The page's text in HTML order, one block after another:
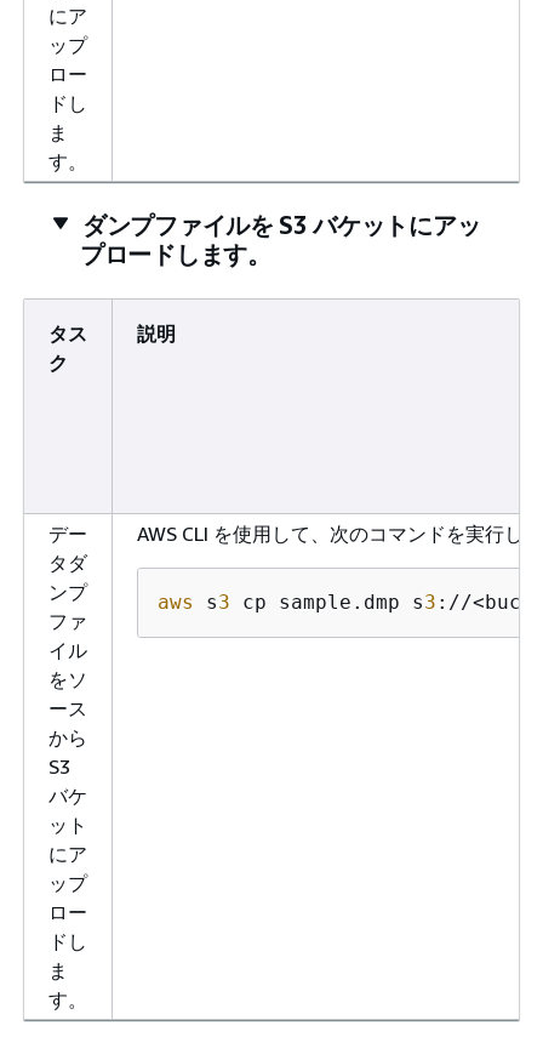
にア
ップ
ロー
ドし
ま
す。
ダンプファイルを S3 バケットにアッ
プロードします。
タス
ク
説明
デー
タダ
ンプ
ファ
イル
をソ
ース
から
S3
バケ
ット
にア
ップ
ロー
ドし
ま
す。
AWS CLI を使用して、次のコマンドを実行し
aws s3 cp sample.dmp s3 ://